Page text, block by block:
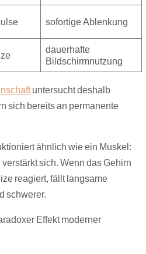
sofortige Ablenkung
dauerhafte
Bildschirmnutzung
untersucht deshalb
sich bereits an permanente
ähnlich wie ein Muskel:
sich. Wenn das Gehirn
reagiert, fällt langsame
schwerer.
Effekt moderner